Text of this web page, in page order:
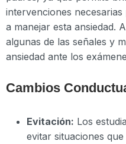
intervenciones
a manejar esta ansiedad.
algunas de las señales y
ansiedad ante los
Cambios
Evitación: Los
evitar situaciones